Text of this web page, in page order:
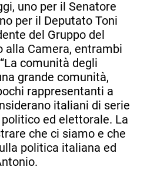
uno per il Senatore
per il Deputato Toni
del Gruppo del
alla Camera, entrambi
comunità degli
grande comunità,
rappresentanti a
italiani di serie
ed elettorale. La
che ci siamo e che
politica italiana ed